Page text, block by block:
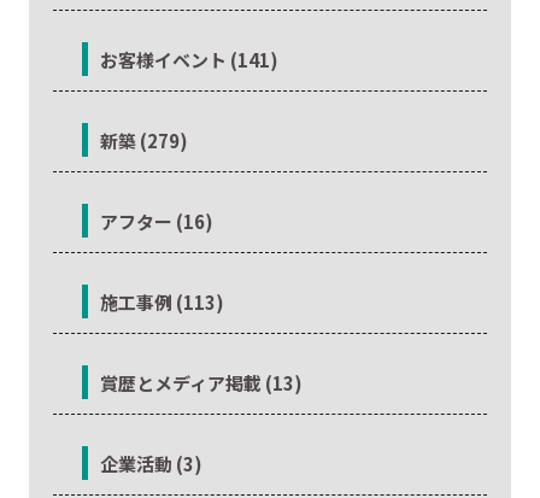
お客様イベント (141)
新築 (279)
アフター (16)
施工事例 (113)
賞歴とメディア掲載 (13)
企業活動 (3)